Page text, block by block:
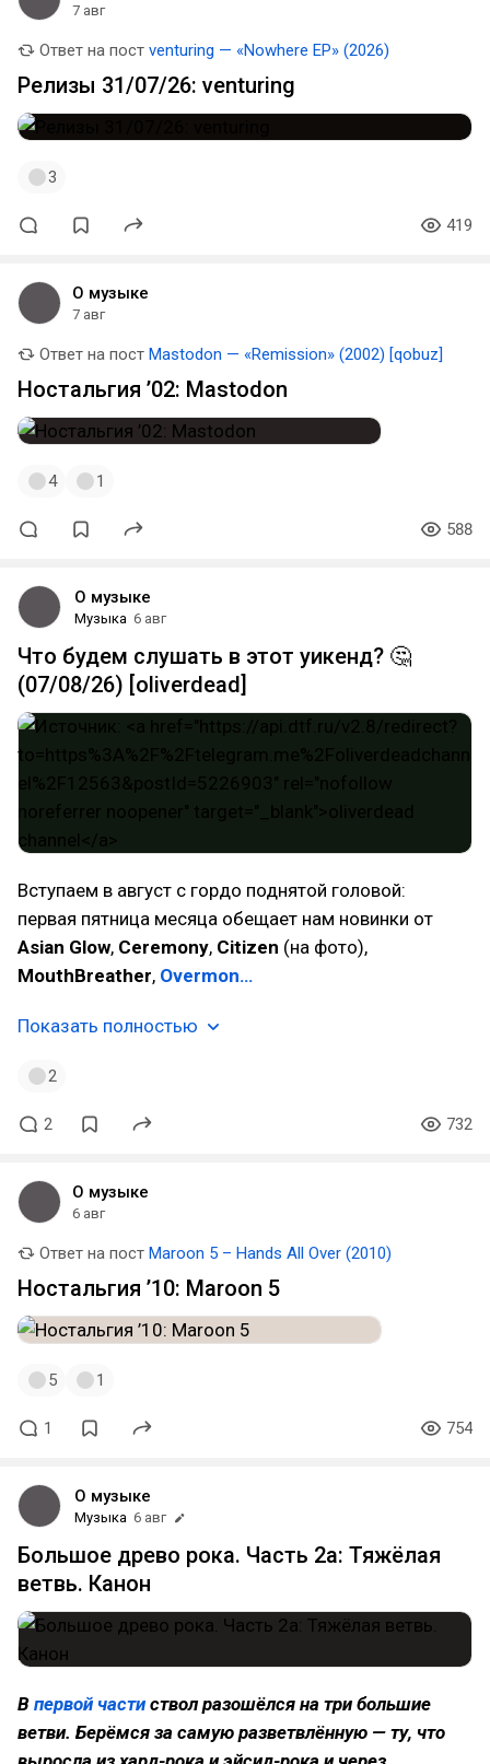
7 авг
Ответ на пост venturing — «Nowhere EP» (2026)
Релизы 31/07/26: venturing
3
419
О музыке
7 авг
Ответ на пост Mastodon — «Remission» (2002) [qobuz]
Ностальгия ’02: Mastodon
4 1
588
О музыке
Музыка 6 авг
Что будем слушать в этот уикенд? 🤔
(07/08/26) [oliverdead]
Вступаем в август с гордо поднятой головой:
первая пятница месяца обещает нам новинки от
Asian Glow, Ceremony, Citizen (на фото),
MouthBreather, Overmon…
Показать полностью
2
2 732
О музыке
6 авг
Ответ на пост Maroon 5 – Hands All Over (2010)
Ностальгия ’10: Maroon 5
5 1
1 754
О музыке
Музыка 6 авг
Большое древо рока. Часть 2а: Тяжёлая
ветвь. Канон
В первой части ствол разошёлся на три большие
ветви. Берёмся за самую разветвлённую — ту, что